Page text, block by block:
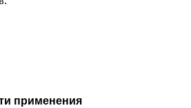
применения